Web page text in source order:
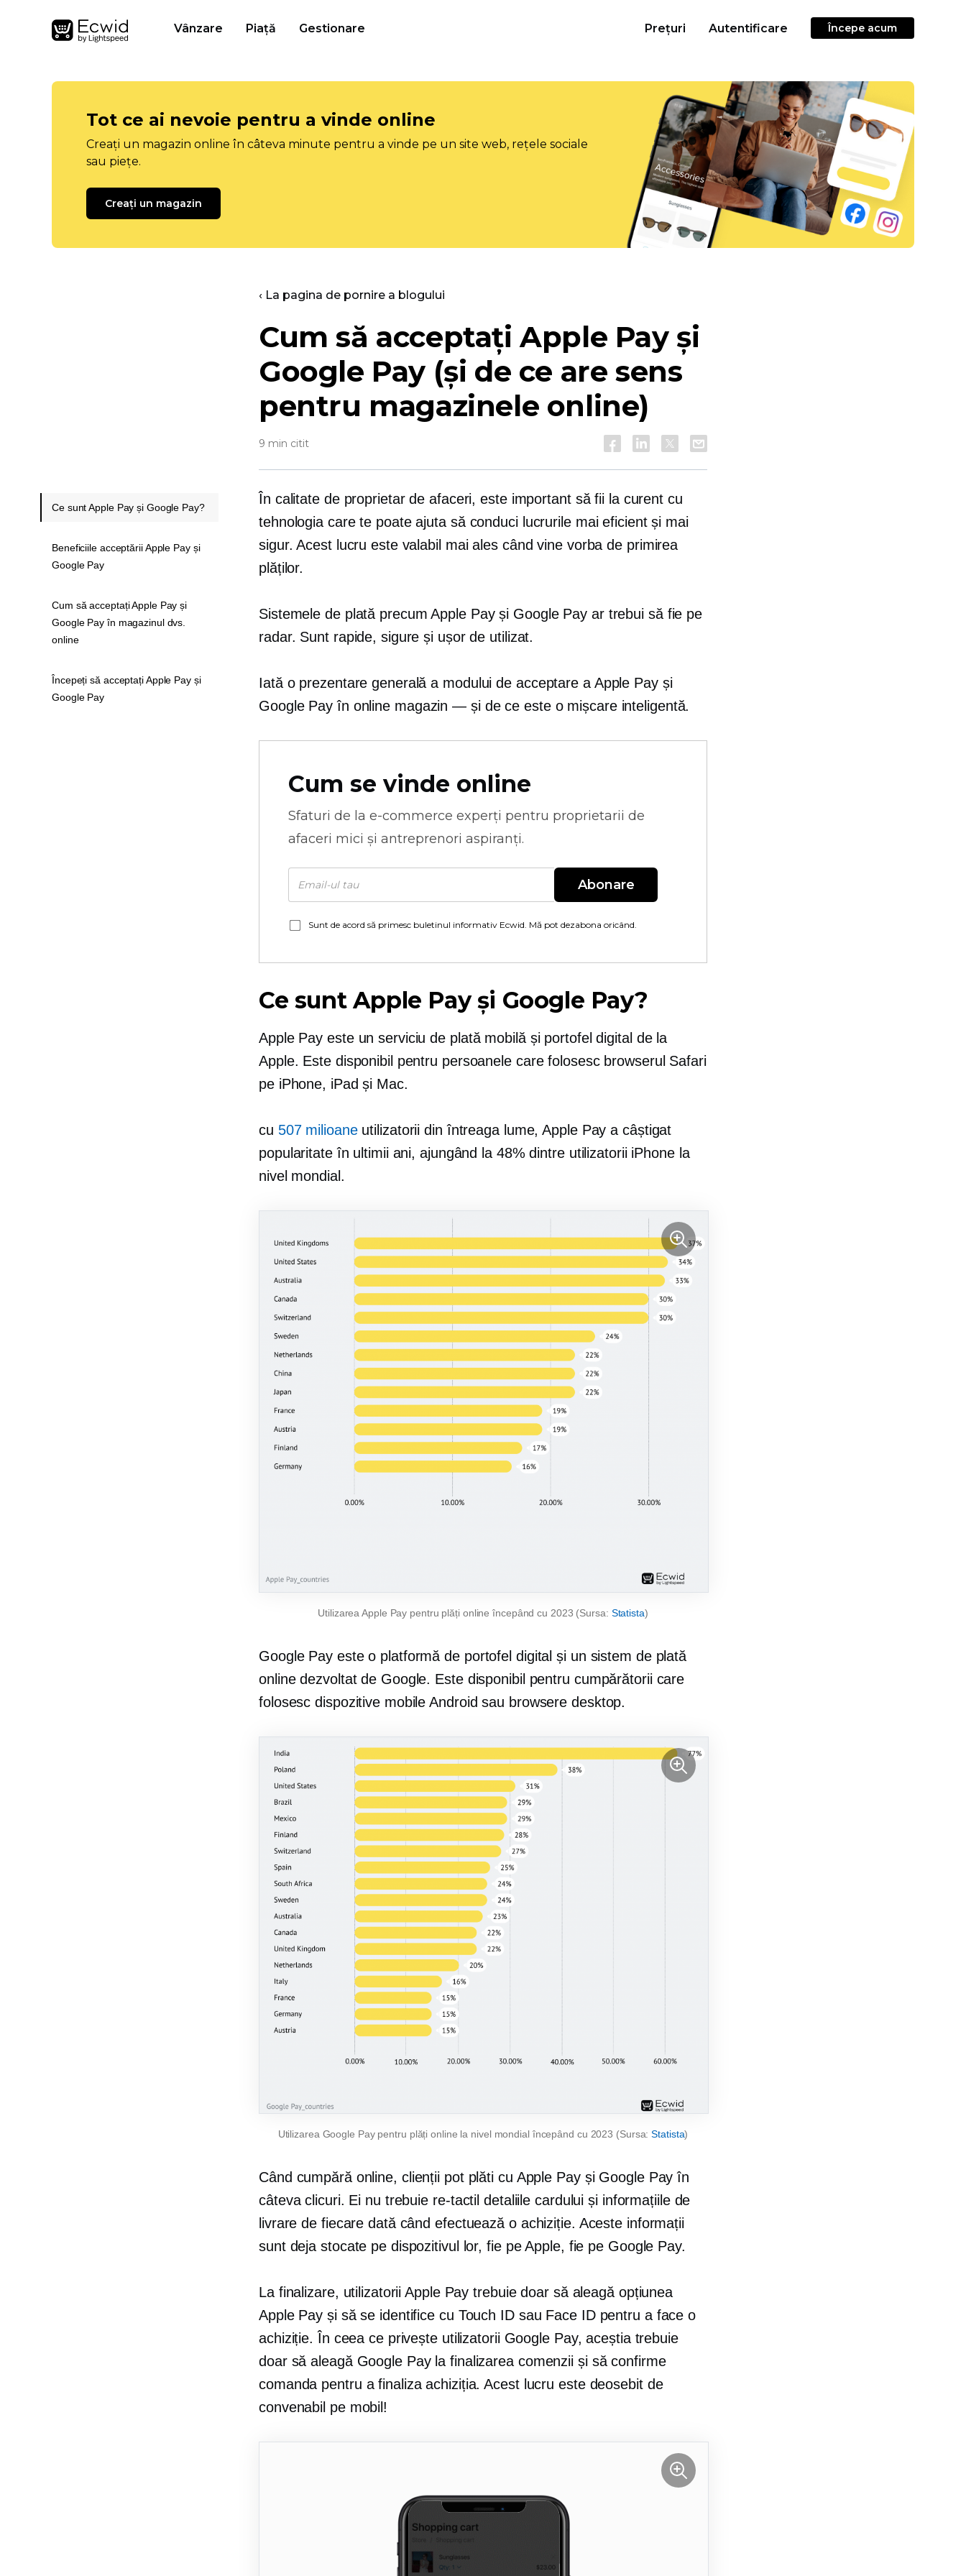
Vânzare Piață Gestionare Prețuri Autentificare Începe acum
Tot ce ai nevoie pentru a vinde online
Creați un magazin online în câteva minute pentru a vinde pe un site web, rețele sociale
sau piețe.
Creați un magazin
‹ La pagina de pornire a blogului
Cum să acceptați Apple Pay și
Google Pay (și de ce are sens
pentru magazinele online)
9 min citit
În calitate de proprietar de afaceri, este important să fii la curent cu
tehnologia care te poate ajuta să conduci lucrurile mai eficient și mai
sigur. Acest lucru este valabil mai ales când vine vorba de primirea
plăților.
Sistemele de plată precum Apple Pay și Google Pay ar trebui să fie pe
radar. Sunt rapide, sigure și ușor de utilizat.
Iată o prezentare generală a modului de acceptare a Apple Pay și
Google Pay în online magazin — șide ce este o mișcare inteligentă.
Cum se vinde online
Sfaturi de la e-commerce experți pentru proprietarii de
afaceri mici și antreprenori aspiranți.
Abonare
Sunt de acord să primesc buletinul informativ Ecwid. Mă pot dezabona oricând.
Ce sunt Apple Pay și Google Pay?
Apple Pay este un serviciu de plată mobilă și portofel digital de la
Apple. Este disponibil pentru persoanele care folosesc browserul Safari
pe iPhone, iPad și Mac.
cu 507 milioaneutilizatorii din întreaga lume, Apple Pay a câștigat
popularitate în ultimii ani, ajungând la 48% dintre utilizatorii iPhone la
nivel mondial.
Utilizarea Apple Pay pentru plăți online începând cu 2023 (Sursa: Statista)
Google Pay este o platformă de portofel digital și un sistem de plată
online dezvoltat de Google. Este disponibil pentru cumpărătorii care
folosesc dispozitive mobile Android sau browsere desktop.
Utilizarea Google Pay pentru plăți online la nivel mondial începând cu 2023 (Sursa:Statista)
Când cumpără online, clienții pot plăti cu Apple Pay și Google Pay în
câteva clicuri. Ei nu trebuie re-tactil detaliile cardului și informațiile de
livrare de fiecare dată când efectuează o achiziție. Aceste informații
sunt deja stocate pe dispozitivul lor, fie pe Apple, fie pe Google Pay.
La finalizare, utilizatorii Apple Pay trebuie doar să aleagă opțiunea
Apple Pay și să se identifice cu Touch ID sau Face ID pentru a face o
achiziție. În ceea ce privește utilizatorii Google Pay, aceștia trebuie
doar să aleagă Google Pay la finalizarea comenzii și să confirme
comanda pentru a finaliza achiziția. Acest lucru este deosebit de
convenabil pe mobil!
Ce sunt Apple Pay și Google Pay?
Beneficiile acceptării Apple Pay și
Google Pay
Cum să acceptați Apple Pay și
Google Pay în magazinul dvs.
online
Începeți să acceptați Apple Pay și
Google Pay